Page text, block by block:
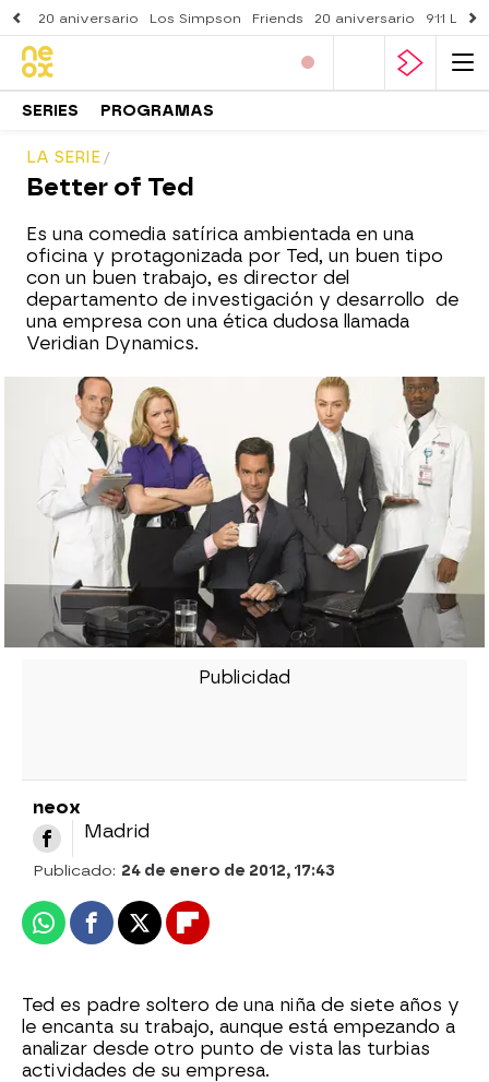
20 aniversario Los Simpson Friends 20 aniversario 911
SERIES PROGRAMAS
LA SERIE
Better of Ted
Es una comedia satírica ambientada en una
oficina y protagonizada por Ted, un buen tipo
con un buen trabajo, es director del
departamento de investigación y desarrollo de
una empresa con una ética dudosa llamada
Veridian Dynamics.
neox
Madrid
Publicado: 24 de enero de 2012, 17:43
WhatsappFacebook
X Flipboard
Ted es padre soltero de una niña de siete años y
le encanta su trabajo, aunque está empezando a
analizar desde otro punto de vista las turbias
actividades de su empresa.